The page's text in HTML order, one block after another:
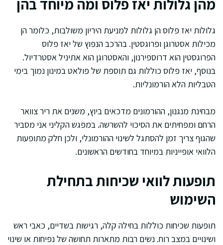
מהן גלולות יאז פלוס ומה מיוחד בהן
גלולות יאז פלוס הן גלולות למניעת היריון משולבות, כלומר הן
מכילות אסטרוגן ופרוגסטין. בהרכב הנפוץ של יאז פלוס
הפרוגסטין הוא דרוספירנון, והאסטרוגן הוא אתיניל אסטרדיול.
בנוסף, יאז פלוס כוללות גם תוספת של פולאט במינון נמוך בימי
הטבליות הלא הורמונליות.
מבחינת מנגנון, ההורמונים מדכאים ביוץ, משנים את ריר צוואר
הרחם ומפחיתים את הסיכוי להשרשה. במפגש הקליני אני מסביר
שהגוף צריך זמן להסתגל לשינוי ההורמונלי, ולכן חלק מתופעות
הלוואי אופייניות במיוחד בחודשים הראשונים.
תופעות לוואי שכיחות בתחילת
השימוש
תופעות שכיחות כוללות בחילה קלה, רגישות בשדיים, כאבי ראש
ושינויים במצב רוח. נשים רבות מתארות תחושה של נפיחות או שינוי